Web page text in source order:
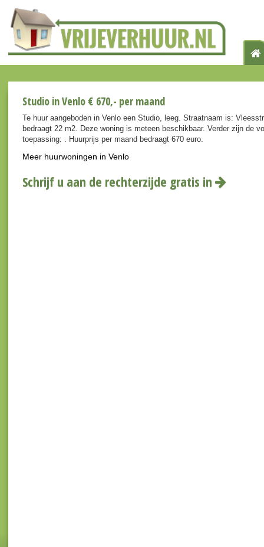
Studio in Venlo € 670,- per maand
Te huur aangeboden in Venlo een Studio, leeg. Straatnaam is:
bedraagt 22 m2. Deze woning is meteen beschikbaar. Verder zijn de
toepassing: . Huurprijs per maand bedraagt 670 euro.
Meer huurwoningen in Venlo
Schrijf u aan de rechterzijde gratis in